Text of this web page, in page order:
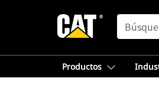
SEARCH
Productos